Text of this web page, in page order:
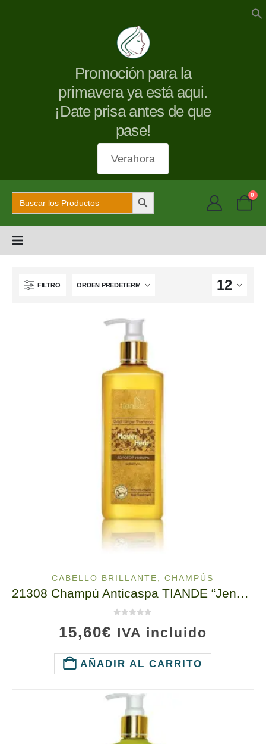
Promoción para la
primavera ya está aqui.
¡Date prisa antes de que
pase!
Verahora
Buscar: Botón de búsqueda 0
FILTRO
CABELLO BRILLANTE, CHAMPÚS
21308 Champú Anticaspa TIANDE “Jengibre de Oro”, 300ml
15,60€ IVA incluido
AÑADIR AL CARRITO